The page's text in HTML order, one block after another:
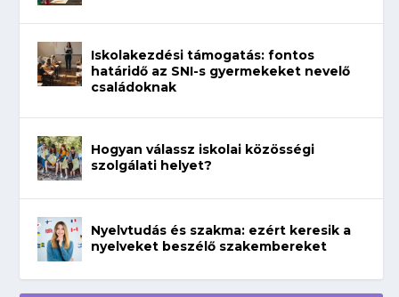
Iskolakezdési támogatás: fontos
határidő az SNI-s gyermekeket nevelő
családoknak
Hogyan válassz iskolai közösségi
szolgálati helyet?
Nyelvtudás és szakma: ezért keresik a
nyelveket beszélő szakembereket